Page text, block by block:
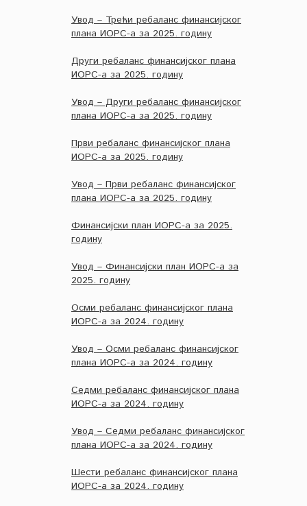
Увод – Трећи ребаланс финансијског
плана ИОРС-а за 2025. годину
Други ребаланс финансијског плана
ИОРС-а за 2025. годину
Увод – Други ребаланс финансијског
плана ИОРС-а за 2025. годину
Први ребаланс финансијског плана
ИОРС-а за 2025. годину
Увод – Први ребаланс финансијског
плана ИОРС-а за 2025. годину
Финансијски план ИОРС-а за 2025.
годину
Увод – Финансијски план ИОРС-а за
2025. годину
Осми ребаланс финансијског плана
ИОРС-а за 2024. годину
Увод – Осми ребаланс финансијског
плана ИОРС-а за 2024. годину
Седми ребаланс финансијског плана
ИОРС-а за 2024. годину
Увод – Седми ребаланс финансијског
плана ИОРС-а за 2024. годину
Шести ребаланс финансијског плана
ИОРС-а за 2024. годину